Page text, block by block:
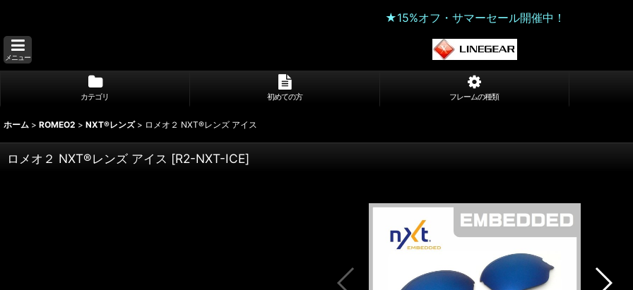
★15%オフ・サマーセール開催中！
メニュー
カテゴリ 初めての方 フレームの種類
ホーム > ROMEO2 > NXT®レンズ > ロメオ２ NXT®レンズ アイス
ロメオ２ NXT®レンズ アイス [R2-NXT-ICE]